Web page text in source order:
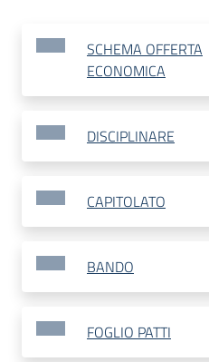
SCHEMA OFFERTA
ECONOMICA
DISCIPLINARE
CAPITOLATO
BANDO
FOGLIO PATTI